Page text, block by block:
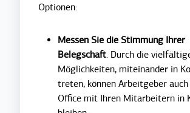
Optionen:
Messen Sie die Stimmung Ihrer
Belegschaft. Durch die
Möglichkeiten, miteinander in
treten, können Arbeitgeber
Office mit Ihren Mitarbeitern in